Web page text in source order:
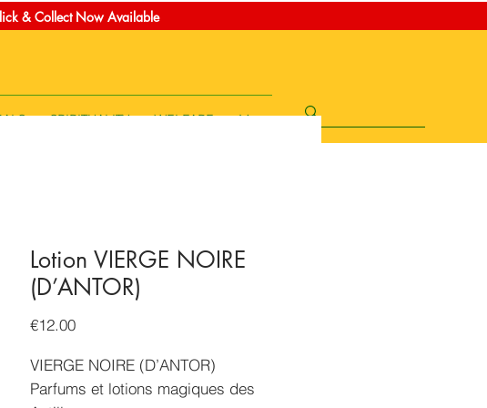
& Collect Now Available
SPIRITUALITY WELFARE More
Lotion VIERGE NOIRE
(D’ANTOR)
€12.00Price
VIERGE NOIRE (D’ANTOR)
Parfums et lotions magiques des